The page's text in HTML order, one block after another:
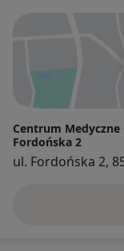
Centrum Medyczne
Fordońska 2
ul. Fordońska 2,